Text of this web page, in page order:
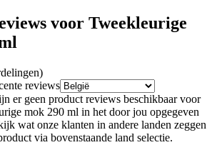
voor Tweekleurige
reviews
er geen product reviews beschikbaar voor
mok 290 ml in het door jou opgegeven
wat onze klanten in andere landen zeggen
via bovenstaande land selectie.